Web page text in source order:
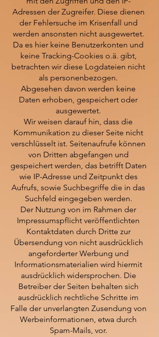
Adressen der Zugreifer. Diese dienen
der Fehlersuche im Krisenfall und
werden ansonsten nicht ausgewertet.
Da es hier keine Benutzerkonten und
keine Tracking-Cookies o.ä. gibt,
betrachten wir diese Logdateien nicht
als personenbezogen.
Abgesehen davon werden keine
Daten erhoben, gespeichert oder
ausgewertet.
Wir weisen darauf hin, dass die
Kommunikation zu dieser Seite nicht
verschlüsselt ist. Seitenaufrufe können
von Dritten abgefangen und
gespeichert werden, das betrifft Daten
wie IP-Adresse und Zeitpunkt des
Aufrufs, sowie Suchbegriffe die in das
Suchfeld eingegeben werden.
Der Nutzung von im Rahmen der
Impressumspflicht veröffentlichten
Kontaktdaten durch Dritte zur
Übersendung von nicht ausdrücklich
angeforderter Werbung und
Informationsmaterialien wird hiermit
ausdrücklich widersprochen. Die
Betreiber der Seiten behalten sich
ausdrücklich rechtliche Schritte im
Falle der unverlangten Zusendung von
Werbeinformationen, etwa durch
Spam-Mails, vor.